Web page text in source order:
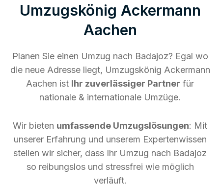
Umzugskönig Ackermann
Aachen
Planen Sie einen Umzug nach Badajoz? Egal wo
die neue Adresse liegt, Umzugskönig Ackermann
Aachen ist Ihr zuverlässiger Partner für
nationale & internationale Umzüge.
Wir bieten umfassende Umzugslösungen: Mit
unserer Erfahrung und unserem Expertenwissen
stellen wir sicher, dass Ihr Umzug nach Badajoz
so reibungslos und stressfrei wie möglich
verläuft.